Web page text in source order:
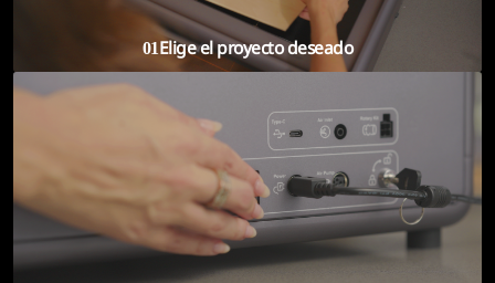
01Elige el proyecto deseado